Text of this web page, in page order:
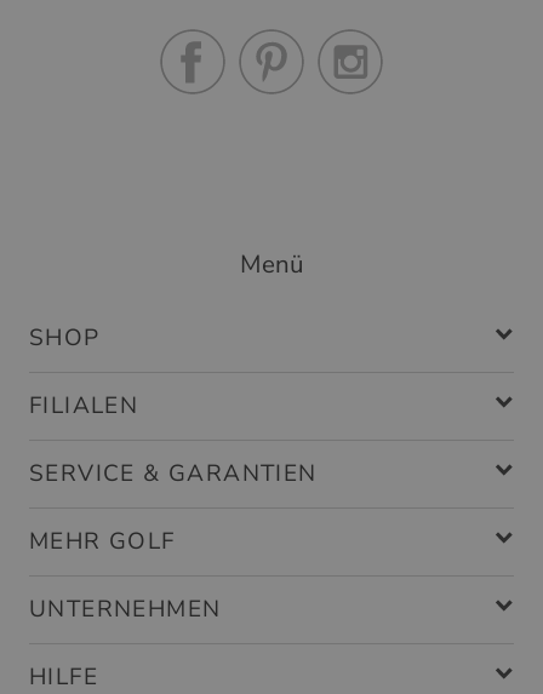
Menü
SHOP
FILIALEN
SERVICE & GARANTIEN
MEHR GOLF
UNTERNEHMEN
HILFE